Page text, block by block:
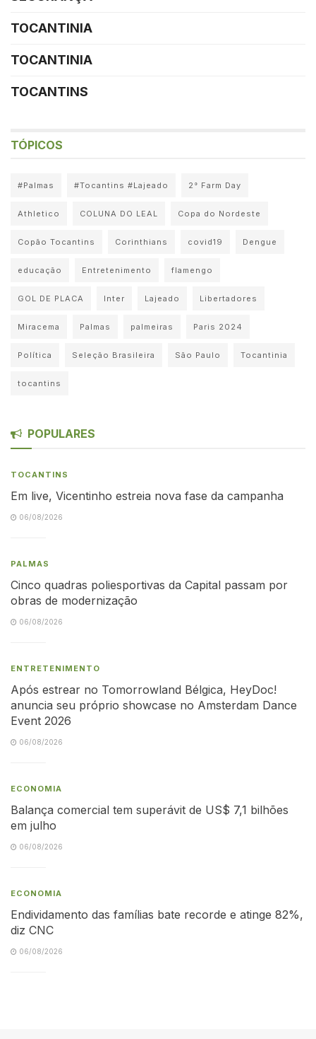
TOCANTINIA
TOCANTINIA
TOCANTINS
TÓPICOS
#Palmas #Tocantins #Lajeado 2° Farm Day
Athletico COLUNA DO LEAL Copa do Nordeste
Copão Tocantins Corinthians covid19 Dengue
educação Entretenimento flamengo
GOL DE PLACA Inter Lajeado Libertadores
Miracema Palmas palmeiras Paris 2024
Política Seleção Brasileira São Paulo Tocantinia
tocantins
POPULARES
TOCANTINS
Em live, Vicentinho estreia nova fase da campanha
06/08/2026
PALMAS
Cinco quadras poliesportivas da Capital passam por
obras de modernização
06/08/2026
ENTRETENIMENTO
Após estrear no Tomorrowland Bélgica, HeyDoc!
anuncia seu próprio showcase no Amsterdam Dance
Event 2026
06/08/2026
ECONOMIA
Balança comercial tem superávit de US$ 7,1 bilhões
em julho
06/08/2026
ECONOMIA
Endividamento das famílias bate recorde e atinge 82%,
diz CNC
06/08/2026